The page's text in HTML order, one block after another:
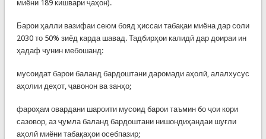
миёни 189 кишвари ҷаҳон).
Барои ҳалли вазифаи сеюм бояд ҳиссаи табақаи миёна дар соли
2030 то 50% зиёд карда шавад. Тадбирҳои калидӣ дар доираи ин
ҳадаф чунин мебошанд:
мусоидат барои баланд бардоштани даромади аҳолӣ, алалхусус
аҳолии деҳот, ҷавонон ва занҳо;
фароҳам овардани шароити мусоид барои таъмин бо ҷои кори
сазовор, аз ҷумла баланд бардоштани нишондиҳандаи шуғли
аҳолӣ миёни табақаҳои осебпазир;